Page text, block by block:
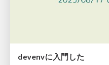
devenvに入門した